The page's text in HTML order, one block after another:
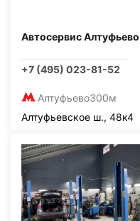
Автосервис Алтуфьево
+7 (495) 023-81-52
Алтуфьево300м
Алтуфьевское ш., 48к4